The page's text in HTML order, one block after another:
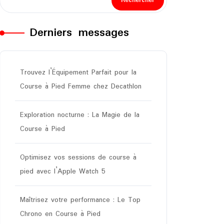
Derniers messages
Trouvez l’Équipement Parfait pour la
Course à Pied Femme chez Decathlon
Exploration nocturne : La Magie de la
Course à Pied
Optimisez vos sessions de course à
pied avec l’Apple Watch 5
Maîtrisez votre performance : Le Top
Chrono en Course à Pied